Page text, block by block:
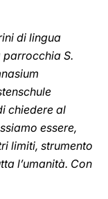
di lingua
S.
chiedere al
essere,
limiti, strumento
l’umanità. Con